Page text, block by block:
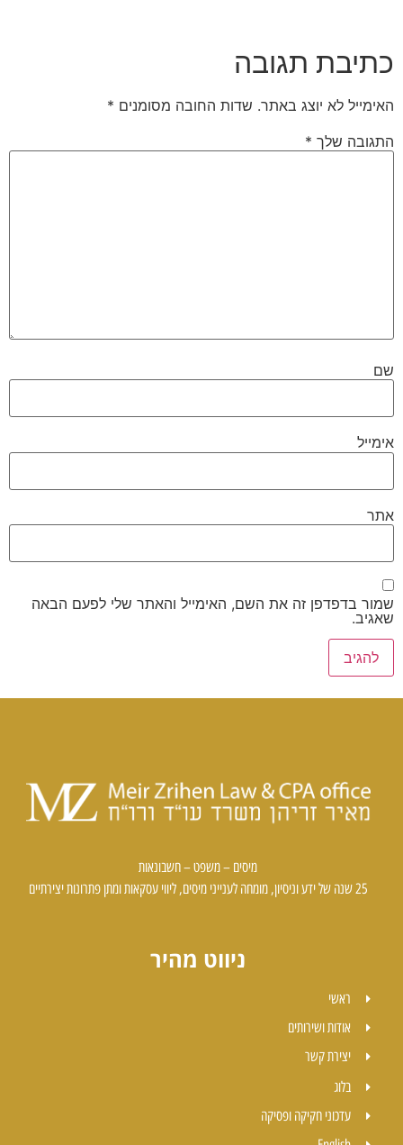
כתיבת תגובה
האימייל לא יוצג באתר. שדות החובה מסומנים *
התגובה שלך *
שם
אימייל
אתר
שמור בדפדפן זה את השם, האימייל והאתר שלי לפעם הבאה
שאגיב.
מיסים – משפט – חשבונאות
25 שנה של ידע וניסיון, מומחה לענייני מיסים, ליווי עסקאות ומתן פתרונות יצירתיים
ניווט מהיר
ראשי
אודות ושירותים
יצירת קשר
בלוג
עדכוני חקיקה ופסיקה